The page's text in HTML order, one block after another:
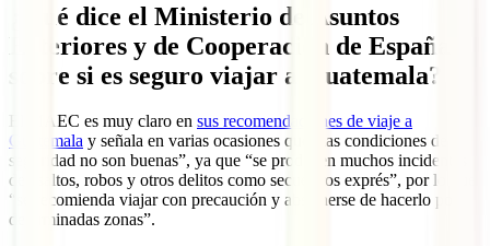
¿Qué dice el Ministerio de Asuntos
Exteriores y de Cooperación de España
sobre si es seguro viajar a Guatemala?
El MAEC es muy claro en sus recomendaciones de viaje a
Guatemala y señala en varias ocasiones que “las condiciones de
seguridad no son buenas”, ya que “se producen muchos incidentes
de asaltos, robos y otros delitos como secuestros exprés”, por lo que
“se recomienda viajar con precaución y abstenerse de hacerlo por
determinadas zonas”.